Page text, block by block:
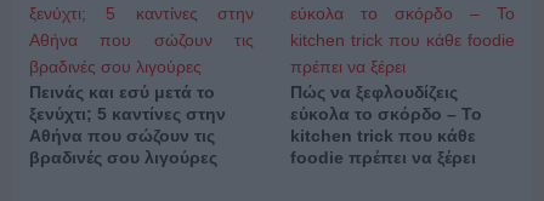
Πεινάς και εσύ μετά το
ξενύχτι; 5 καντίνες στην
Αθήνα που σώζουν τις
βραδινές σου λιγούρες
Πώς να ξεφλουδίζεις
εύκολα το σκόρδο – Το
kitchen trick που κάθε
foodie πρέπει να ξέρει